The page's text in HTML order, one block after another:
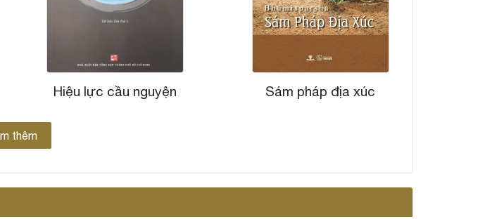
Hiệu lực cầu nguyện Sám pháp địa xúc
thêm